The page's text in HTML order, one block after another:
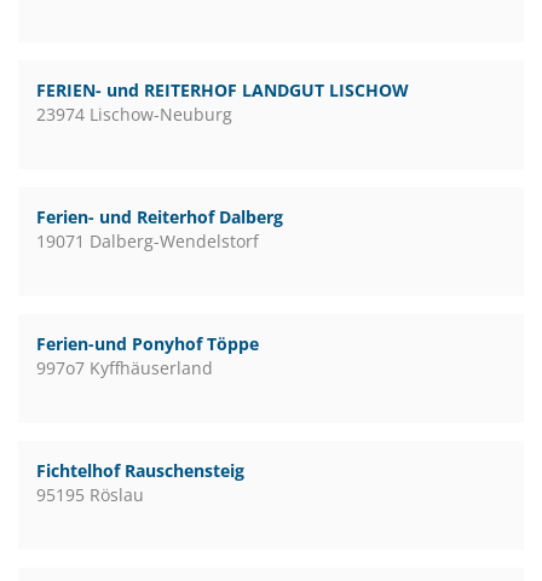
FERIEN- und REITERHOF LANDGUT LISCHOW
23974 Lischow-Neuburg
Ferien- und Reiterhof Dalberg
19071 Dalberg-Wendelstorf
Ferien-und Ponyhof Töppe
997o7 Kyffhäuserland
Fichtelhof Rauschensteig
95195 Röslau